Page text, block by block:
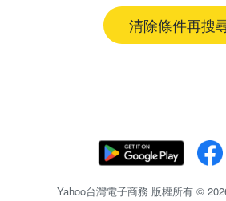
清除條件再搜
Yahoo台灣電子商務 版權所有 ©